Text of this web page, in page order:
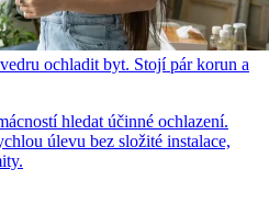
ochladit byt. Stojí pár korun a
hledat účinné ochlazení.
úlevu bez složité instalace,